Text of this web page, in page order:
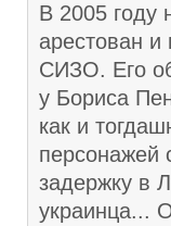
В 2005 году
арестован
СИЗО. Его
у Бориса
как и
персонажей
задержку в
украинца...